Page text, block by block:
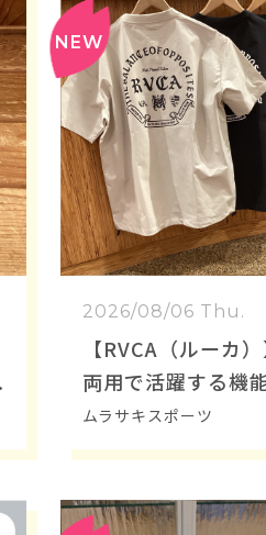
2026/08/06 Thu.
【RVCA（ルーカ
両用で活躍する機
ャツ
ムラサキスポーツ